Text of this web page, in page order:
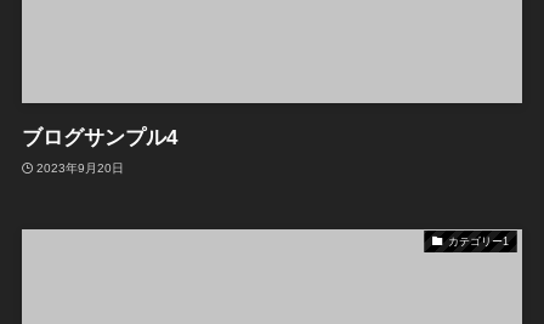
ブログサンプル4
2023年9月20日
カテゴリー1